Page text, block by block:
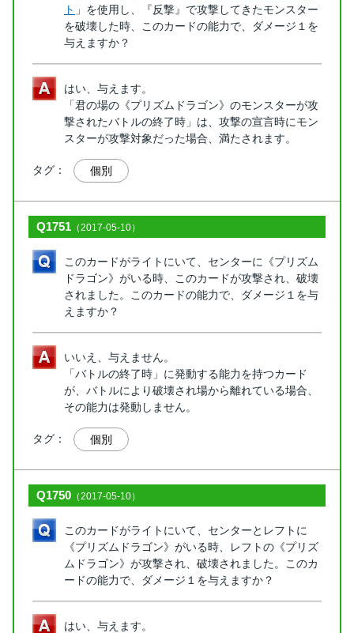
ト 」を使用し、『反撃』で攻撃してきたモンスター
を破壊した時、このカードの能力で、ダメージ１を
与えますか？
はい、与えます。
「君の場の《プリズムドラゴン》のモンスターが攻
撃されたバトルの終了時」は、攻撃の宣言時にモン
スターが攻撃対象だった場合、満たされます。
タグ： 個別
Q1751 （2017-05-10）
このカードがライトにいて、センターに《プリズム
ドラゴン》がいる時、このカードが攻撃され、破壊
されました。このカードの能力で、ダメージ１を与
えますか？
いいえ、与えません。
「バトルの終了時」に発動する能力を持つカード
が、バトルにより破壊され場から離れている場合、
その能力は発動しません。
タグ： 個別
Q1750 （2017-05-10）
このカードがライトにいて、センターとレフトに
《プリズムドラゴン》がいる時、レフトの《プリズ
ムドラゴン》が攻撃され、破壊されました。このカ
ードの能力で、ダメージ１を与えますか？
はい、与えます。